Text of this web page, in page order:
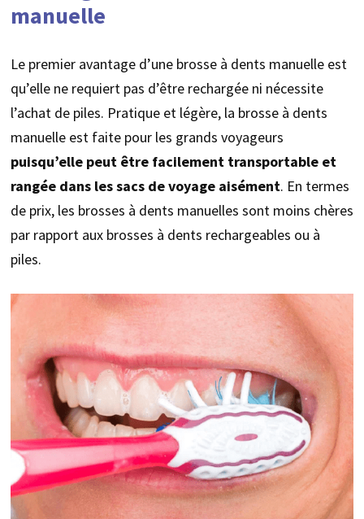
manuelle
Le premier avantage d’une brosse à dents manuelle est
qu’elle ne requiert pas d’être rechargée ni nécessite
l’achat de piles. Pratique et légère, la brosse à dents
manuelle est faite pour les grands voyageurs
puisqu’elle peut être facilement transportable et
rangée dans les sacs de voyage aisément. En termes
de prix, les brosses à dents manuelles sont moins chères
par rapport aux brosses à dents rechargeables ou à
piles.